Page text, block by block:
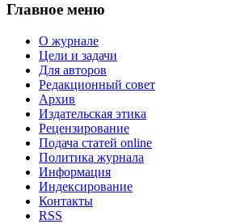
Главное меню
О журнале
Цели и задачи
Для авторов
Редакционный совет
Архив
Издательская этика
Рецензирование
Подача статей online
Политика журнала
Информация
Индексирование
Контакты
RSS